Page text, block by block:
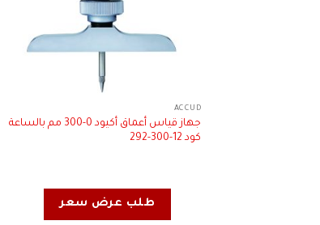
ACCUD
جهاز قياس أعماق أكيود 0-300 مم بالساعة
كود 12-300-292
طلب عرض سعر